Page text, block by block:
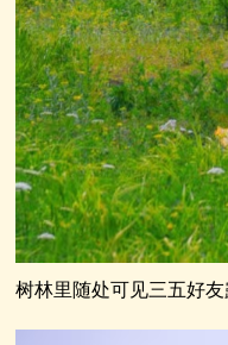
树林里随处可见三五好